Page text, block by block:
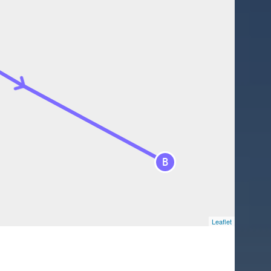
B
Leaflet